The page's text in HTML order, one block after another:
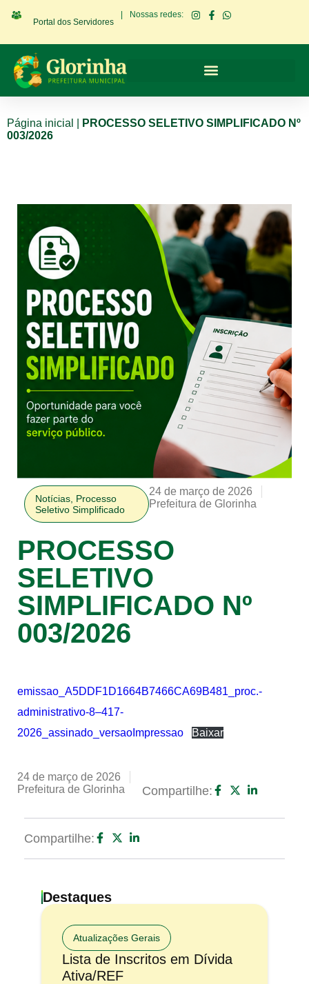
Portal dos Servidores
Nossas redes:
Página inicial
PROCESSO SELETIVO SIMPLIFICADO Nº
003/2026
Notícias Processo
Seletivo Simplificado
24 de março de 2026
Prefeitura de Glorinha
PROCESSO
SELETIVO
SIMPLIFICADO Nº
003/2026
emissao_A5DDF1D1664B7466CA69B481_proc.-
administrativo-8–417-
2026_assinado_versaoImpressao
Baixar
24 de março de 2026
Prefeitura de Glorinha
Compartilhe:
Compartilhe:
Destaques
Atualizações Gerais
Lista de Inscritos em Dívida
Ativa/REF